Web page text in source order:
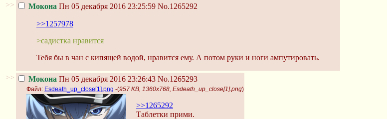
>> Мокона Пн 05 декабря 2016 23:25:59 No.1265292
>>1257978
>садистка нравится
Тебя бы в чан с кипящей водой, нравится ему. А потом руки и ноги ампутировать.
>> Мокона Пн 05 декабря 2016 23:26:43 No.1265293
Файл: Esdeath_up_close[1].png -(957 KB, 1360x768, Esdeath_up_close[1].png)
>>1265292
Таблетки прими.